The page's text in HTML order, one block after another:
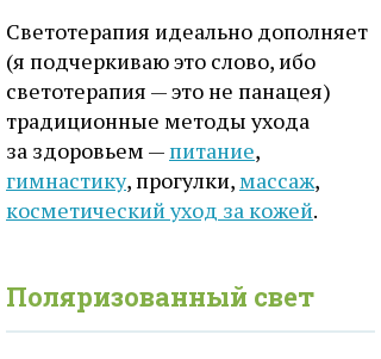
Светотерапия идеально дополняет
(я подчеркиваю это слово, ибо
светотерапия — это не панацея)
традиционные методы ухода
за здоровьем — питание,
гимнастику, прогулки,массаж,
косметический уход за кожей.
Поляризованный свет